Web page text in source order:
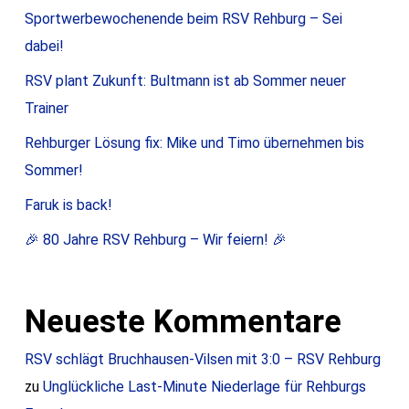
Sportwerbewochenende beim RSV Rehburg – Sei
dabei!
RSV plant Zukunft: Bultmann ist ab Sommer neuer
Trainer
Rehburger Lösung fix: Mike und Timo übernehmen bis
Sommer!
Faruk is back!
🎉 80 Jahre RSV Rehburg – Wir feiern! 🎉
Neueste Kommentare
RSV schlägt Bruchhausen-Vilsen mit 3:0 – RSV Rehburg
zu Unglückliche Last-Minute Niederlage für Rehburgs